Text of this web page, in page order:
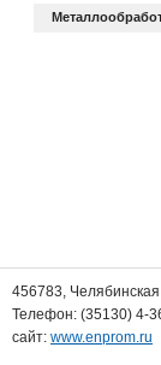
456783, Челябинская
Телефон: (35130) 4-
сайт: www.enprom.ru